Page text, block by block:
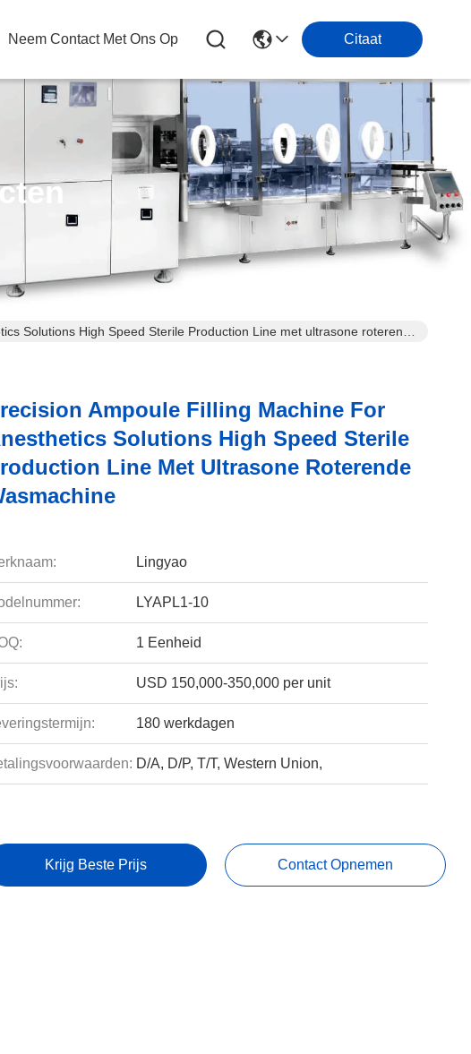
Neem Contact Met Ons Op Citaat
Solutions High Speed Sterile Production Line met ultrasone roterende
Ampoule Filling Machine For
Solutions High Speed Sterile
Line Met Ultrasone Roterende
Lingyao
LYAPL1-10
1 Eenheid
USD 150,000-350,000 per unit
180 werkdagen
D/A, D/P, T/T, Western Union,
Krijg Beste Prijs Contact Opnemen